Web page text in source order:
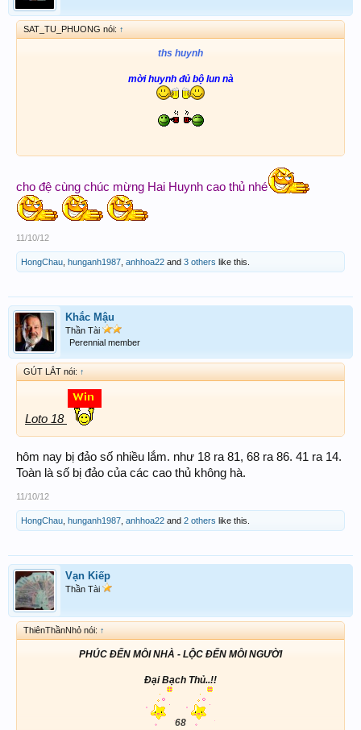
SAT_TU_PHUONG nói: ↑
ths huynh
mời huynh đủ bộ lun nà
cho đệ cùng chúc mừng Hai Huynh cao thủ nhé
11/10/12
HongChau hunganh1987 anhhoa22 and 3 others like this.
Khắc Mậu
Thần Tài
Perennial member
GÚT LẮT nói: ↑
Loto 18
hôm nay bị đảo số nhiều lắm. như 18 ra 81, 68 ra 86. 41 ra 14.
Toàn là số bị đảo của các cao thủ không hà.
11/10/12
HongChau hunganh1987 anhhoa22 and 2 others like this.
Vạn Kiếp
Thần Tài
ThiênThầnNhỏ nói: ↑
PHÚC ĐẾN MỖI NHÀ - LỘC ĐẾN MỖI NGƯỜI
Đại Bạch Thủ..!!
68